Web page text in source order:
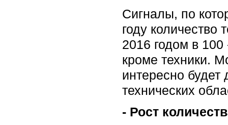
Сигналы, по
году количество
2016 годом в
кроме техники.
интересно
технических
- Рост